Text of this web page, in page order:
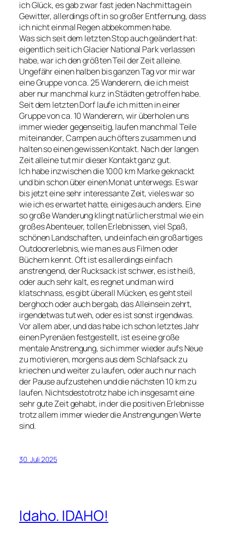
ich Glück, es gab zwar fast jeden Nachmittag ein
Gewitter, allerdings oft in so großer Entfernung, dass
ich nicht einmal Regen abbekommen habe.
Was sich seit dem letzten Stop auch geändert hat:
eigentlich seit ich Glacier National Park verlassen
habe, war ich den größten Teil der Zeit alleine.
Ungefähr einen halben bis ganzen Tag vor mir war
eine Gruppe von ca. 25 Wanderern, die ich meist
aber nur manchmal kurz in Städten getroffen habe.
Seit dem letzten Dorf laufe ich mitten in einer
Gruppe von ca. 10 Wanderern, wir überholen uns
immer wieder gegenseitig, laufen manchmal Teile
miteinander, Campen auch öfters zusammen und
halten so einen gewissen Kontakt. Nach der langen
Zeit alleine tut mir dieser Kontakt ganz gut.
Ich habe inzwischen die 1000 km Marke geknackt
und bin schon über einen Monat unterwegs. Es war
bis jetzt eine sehr interessante Zeit, vieles war so
wie ich es erwartet hatte, einiges auch anders. Eine
so große Wanderung klingt natürlich erstmal wie ein
großes Abenteuer, tollen Erlebnissen, viel Spaß,
schönen Landschaften, und einfach ein großartiges
Outdoorerlebnis, wie man es aus Filmen oder
Büchern kennt. Oft ist es allerdings einfach
anstrengend, der Rucksack ist schwer, es ist heiß,
oder auch sehr kalt, es regnet und man wird
klatschnass, es gibt überall Mücken, es geht steil
berghoch oder auch bergab, das Alleinsein zehrt,
irgendetwas tut weh, oder es ist sonst irgendwas.
Vor allem aber, und das habe ich schon letztes Jahr
einen Pyrenäen festgestellt, ist es eine große
mentale Anstrengung, sich immer wieder aufs Neue
zu motivieren, morgens aus dem Schlafsack zu
kriechen und weiter zu laufen, oder auch nur nach
der Pause aufzustehen und die nächsten 10 km zu
laufen. Nichtsdestotrotz habe ich insgesamt eine
sehr gute Zeit gehabt, in der die positiven Erlebnisse
trotz allem immer wieder die Anstrengungen Werte
sind.
30. Juli 2025
Idaho. IDAHO!